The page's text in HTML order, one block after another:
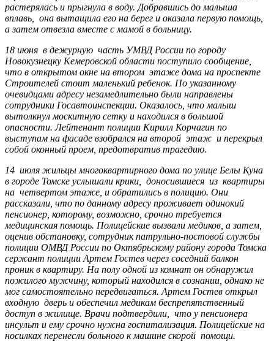
растерялась и прыгнула в воду. Добравшись до малыша
вплавь, она вытащила его на берег и оказала первую помощь,
а затем отвезла вместе с мамой в больницу.
18 июня в дежурную часть УМВД России по городу
Новокузнецку Кемеровской области поступило сообщение,
что в открытом окне на втором этаже дома на проспекте
Строителей стоит маленький ребенок. По указанному
очевидцами адресу незамедлительно были направлены
сотрудники Госавтоинспекции. Оказалось, что малыш
вытолкнул москитную сетку и находился в большой
опасности. Лейтенант полиции Кирилл Корчагин по
выступам на фасаде взобрался на второй этаж и перекрыл
собой оконный проем, предотвратив трагедию.
14 июля жильцы многоквартирного дома по улице Белы Куна
в городе Томске услышали крики, доносившиеся из квартиры
на четвертом этаже, и обратились в полицию. Они
рассказали, что по данному адресу проживает одинокий
пенсионер, которому, возможно, срочно требуется
медицинская помощь. Полицейские вызвали медиков, а затем,
оценив обстановку, сотрудник патрульно-постовой службы
полиции ОМВД России по Октябрьскому району города Томска
сержант полиции Артем Гостев через соседний балкон
проник в квартиру. На полу одной из комнат он обнаружил
пожилого мужчину, который находился в сознании, однако не
мог самостоятельно передвигаться. Артем Гостев открыл
входную дверь и обеспечил медикам беспрепятственный
доступ в жилище. Врачи подтвердили, что у пенсионера
инсульт и ему срочно нужна госпитализация. Полицейские на
носилках перенесли больного к машине скорой помощи.